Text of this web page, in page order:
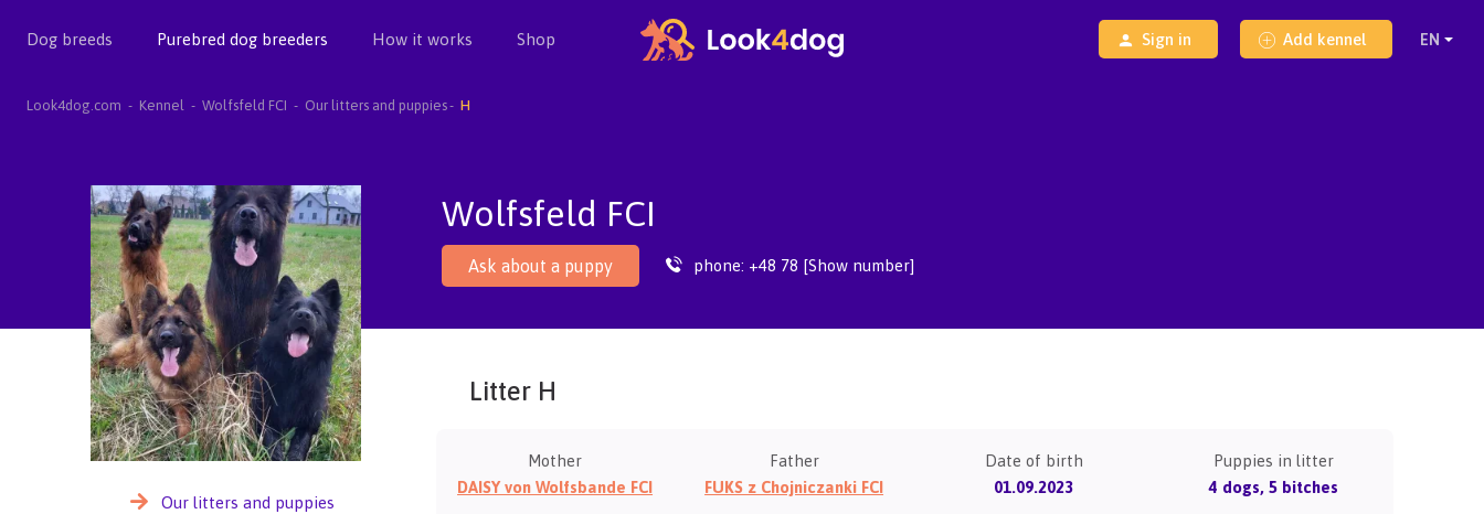
Dog breeds Purebred dog breeders How it works Shop Sign in Add kennel
Look4dog.com Kennel Wolfsfeld FCI Our litters and puppies H
Wolfsfeld FCI
Ask about a puppy phone: +48 78 [Show number]
Our litters and puppies
Litter H
Mother Father Date of birth
Puppies in litter
DAISY von Wolfsbande FCI
FUKS z Chojniczanki FCI 01.09.2023 4 dogs, 5 bitches